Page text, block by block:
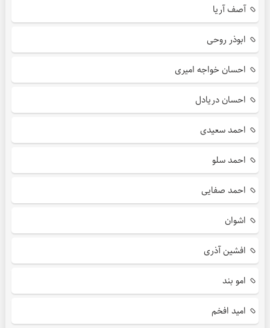
آصف آریا
ابوذر روحی
احسان خواجه امیری
احسان دریادل
احمد سعیدی
احمد سلو
احمد صفایی
اشوان
افشین آذری
امو بند
امید افخم